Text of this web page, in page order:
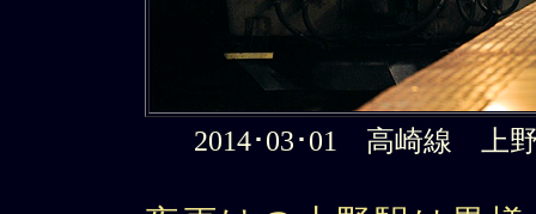
2014･03･01 高崎線 上